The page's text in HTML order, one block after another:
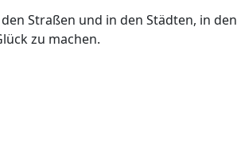
Straßen und in den Städten, in den
zu machen.